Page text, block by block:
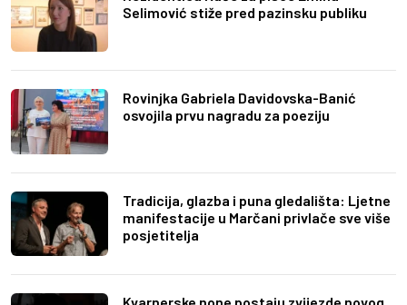
Selimović stiže pred pazinsku publiku
Rovinjka Gabriela Davidovska-Banić
osvojila prvu nagradu za poeziju
Tradicija, glazba i puna gledališta: Ljetne
manifestacije u Marčani privlače sve više
posjetitelja